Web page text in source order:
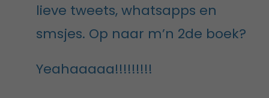
lieve tweets, whatsapps en
smsjes. Op naar m’n 2de boek?
Yeahaaaaa!!!!!!!!!